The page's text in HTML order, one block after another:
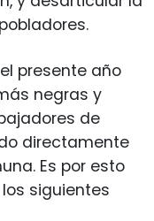
presente año
negras y
de
directamente
Es por esto
siguientes